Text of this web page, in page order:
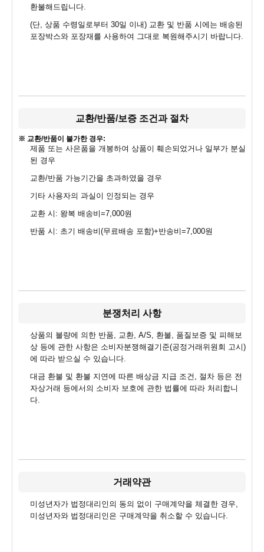
환불해드립니다.
(단, 상품 수령일로부터 30일 이내) 교환 및 반품 시에는 배송된
포장박스와 포장재를 사용하여 그대로 복원해주시기 바랍니다.
교환/반품/보증 조건과 절차
※ 교환/반품이 불가한 경우:
제품 또는 사은품을 개봉하여 상품이 훼손되었거나 일부가 분실
된 경우
교환/반품 가능기간을 초과하였을 경우
기타 사용자의 과실이 인정되는 경우
교환 시: 왕복 배송비=7,000원
반품 시: 초기 배송비(무료배송 포함)+반송비=7,000원
분쟁처리 사항
상품의 불량에 의한 반품, 교환, A/S, 환불, 품질보증 및 피해보
상 등에 관한 사항은 소비자분쟁해결기준(공정거래위원회 고시)
에 따라 받으실 수 있습니다.
대금 환불 및 환불 지연에 따른 배상금 지급 조건, 절차 등은 전
자상거래 등에서의 소비자 보호에 관한 법률에 따라 처리합니
다.
거래약관
미성년자가 법정대리인의 동의 없이 구매계약을 체결한 경우,
미성년자와 법정대리인은 구매계약을 취소할 수 있습니다.